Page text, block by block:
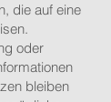
die auf eine
oder
bleiben